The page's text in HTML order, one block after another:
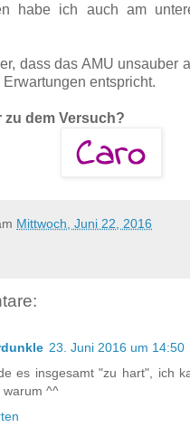
habe ich auch am
dass das AMU unsauber
entspricht.
zu dem Versuch?
Mittwoch, Juni 22, 2016
23. Juni 2016 um 14:50
es insgesamt "zu hart", ich
warum ^^